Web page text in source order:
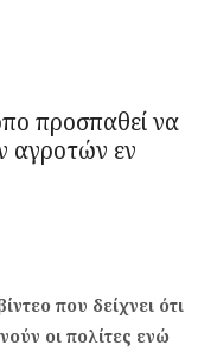
προσπαθεί να
αγροτών εν
που δείχνει ότι
οι πολίτες ενώ